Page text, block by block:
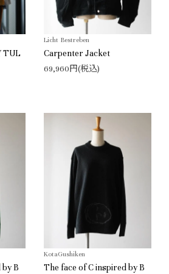
TUL
Licht Bestreben
Carpenter Jacket
69,960円(税込)
B
KotaGushiken
The face of C inspired by B